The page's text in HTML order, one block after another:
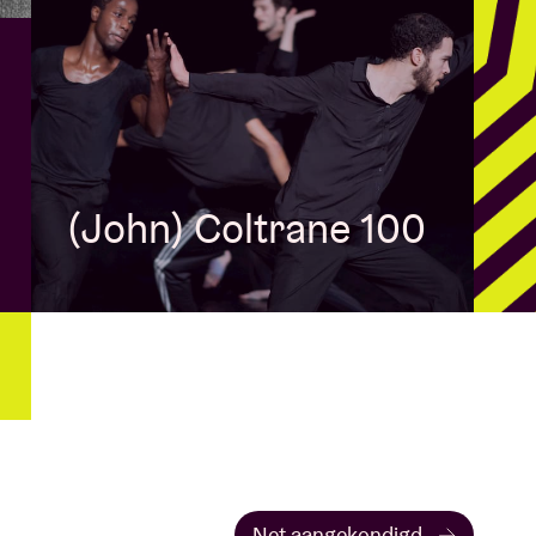
(John) Coltrane 100